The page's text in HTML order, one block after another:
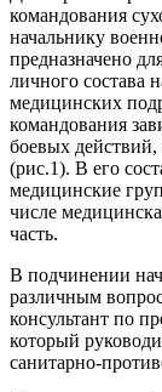
командования
начальнику
предназначено
личного состава
медицинских
командования
боевых
(рис.1). В его
медицинские
числе
часть.
В подчинении
различным
консультант по
который
санитарно-